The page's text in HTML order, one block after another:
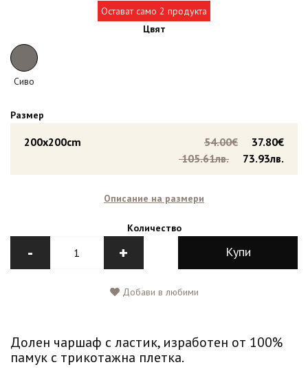
Остават само 2 продукта
Цвят
Сиво
Размер
200x200cm 37.80€
54.00€
73.93лв.
105.61лв.
Описание на размери
Количество
- + Купи
Добави в любими
Долен чаршаф с ластик, изработен от 100%
памук с трикотажна плетка.